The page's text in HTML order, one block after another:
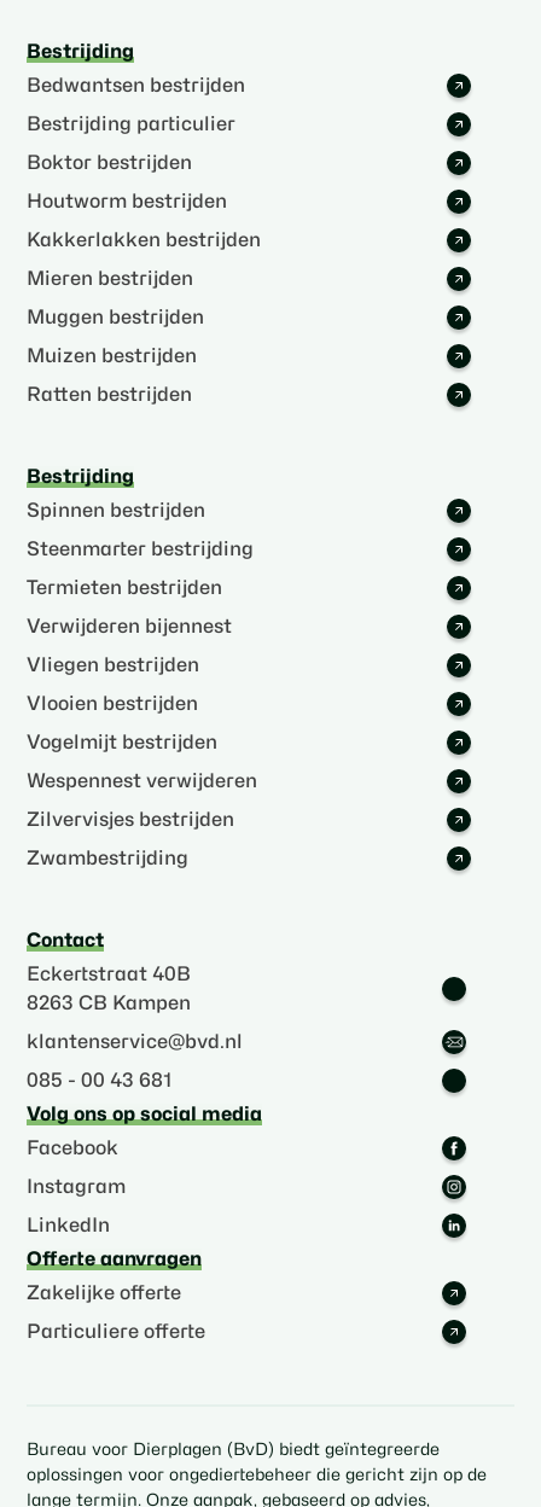
Bestrijding
Bedwantsen bestrijden
Bestrijding particulier
Boktor bestrijden
Houtworm bestrijden
Kakkerlakken bestrijden
Mieren bestrijden
Muggen bestrijden
Muizen bestrijden
Ratten bestrijden
Bestrijding
Spinnen bestrijden
Steenmarter bestrijding
Termieten bestrijden
Verwijderen bijennest
Vliegen bestrijden
Vlooien bestrijden
Vogelmijt bestrijden
Wespennest verwijderen
Zilvervisjes bestrijden
Zwambestrijding
Contact
Eckertstraat 40B
8263 CB Kampen
klantenservice@bvd.nl
085 - 00 43 681
Volg ons op social media
Facebook
Instagram
LinkedIn
Offerte aanvragen
Zakelijke offerte
Particuliere offerte
Bureau voor Dierplagen (BvD) biedt geïntegreerde
oplossingen voor ongediertebeheer die gericht zijn op de
lange termijn. Onze aanpak, gebaseerd op advies,